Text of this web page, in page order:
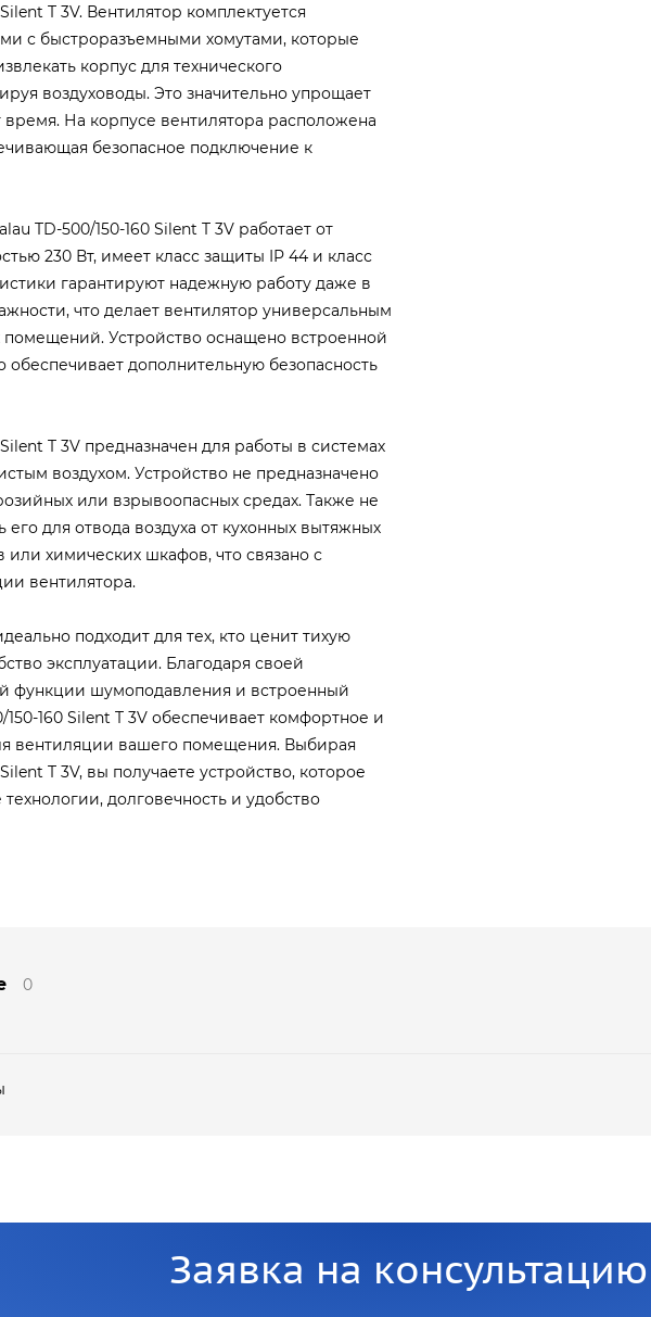
T 3V. Вентилятор комплектуется
с быстроразъемными хомутами, которые
корпус для технического
воздуховоды. Это значительно упрощает
На корпусе вентилятора расположена
безопасное подключение к
TD-500/150-160 Silent T 3V работает от
230 Вт, имеет класс защиты IP 44 и класс
гарантируют надежную работу даже в
что делает вентилятор универсальным
Устройство оснащено встроенной
обеспечивает дополнительную безопасность
T 3V предназначен для работы в системах
воздухом. Устройство не предназначено
или взрывоопасных средах. Также не
для отвода воздуха от кухонных вытяжных
или химических шкафов, что связано с
вентилятора.
подходит для тех, кто ценит тихую
эксплуатации. Благодаря своей
функции шумоподавления и встроенный
160 Silent T 3V обеспечивает комфортное и
вентиляции вашего помещения. Выбирая
T 3V, вы получаете устройство, которое
долговечность и удобство
0
Заявка на консультацию